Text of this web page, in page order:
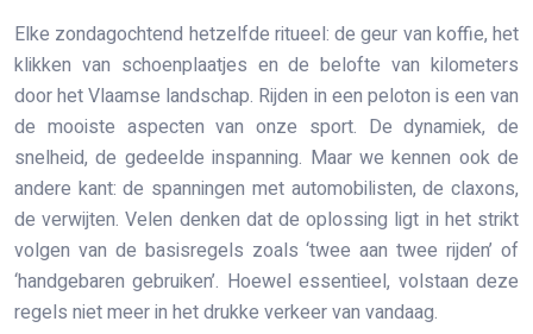
Elke zondagochtend hetzelfde ritueel: de geur van koffie, het
klikken van schoenplaatjes en de belofte van kilometers
door het Vlaamse landschap. Rijden in een peloton is een van
de mooiste aspecten van onze sport. De dynamiek, de
snelheid, de gedeelde inspanning. Maar we kennen ook de
andere kant: de spanningen met automobilisten, de claxons,
de verwijten. Velen denken dat de oplossing ligt in het strikt
volgen van de basisregels zoals ‘twee aan twee rijden’ of
‘handgebaren gebruiken’. Hoewel essentieel, volstaan deze
regels niet meer in het drukke verkeer van vandaag.